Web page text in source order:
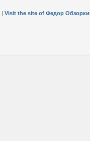
| Visit the site of Федор